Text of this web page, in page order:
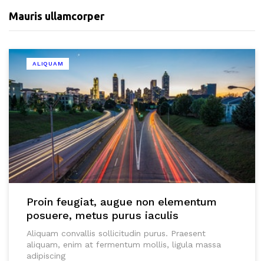
Mauris ullamcorper
ALIQUAM
Proin feugiat, augue non elementum
posuere, metus purus iaculis
Aliquam convallis sollicitudin purus. Praesent
aliquam, enim at fermentum mollis, ligula massa
adipiscing